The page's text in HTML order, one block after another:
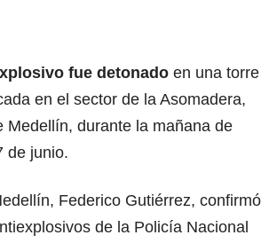
fue detonado en una torre
en el sector de la Asomadera,
Medellín, durante la mañana de
de junio.
Federico Gutiérrez, confirmó
de la Policía Nacional